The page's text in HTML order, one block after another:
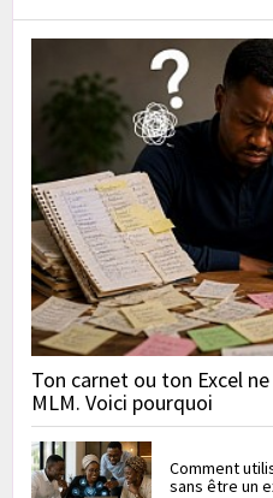
Ton carnet ou ton Excel
MLM. Voici pourquoi
Comment
sans être un